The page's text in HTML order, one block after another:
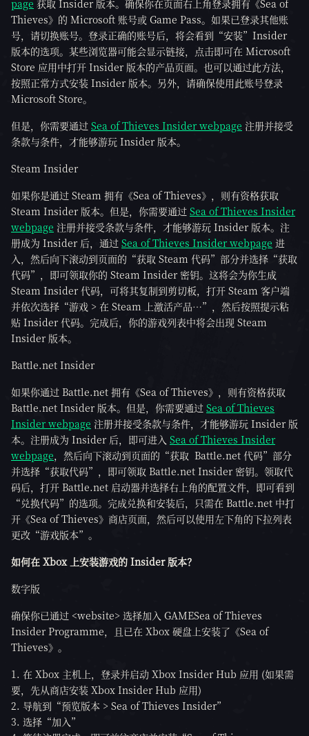
page 获取 Insider 版本。确保你在页面右上角登录拥有《Sea of
Thieves》的 Microsoft 账号或 Game Pass。如果已登录其他账
号，请切换账号。登录正确的账号后，将会看到“安装”Insider
版本的选项。某些浏览器可能会显示链接，点击即可在 Microsoft
Store 应用中打开 Insider 版本的产品页面。也可以通过此方法，
按照正常方式安装 Insider 版本。另外，请确保使用此账号登录
Microsoft Store。
但是，你需要通过 Sea of Thieves Insider webpage 注册并接受
条款与条件，才能够游玩 Insider 版本。
Steam Insider
如果你是通过 Steam 拥有《Sea of Thieves》，则有资格获取
Steam Insider 版本。但是，你需要通过 Sea of Thieves Insider
webpage 注册并接受条款与条件，才能够游玩 Insider 版本。注
册成为 Insider 后，通过 Sea of Thieves Insider webpage 进
入，然后向下滚动到页面的“获取 Steam 代码”部分并选择“获取
代码”，即可领取你的 Steam Insider 密钥。这将会为你生成
Steam Insider 代码，可将其复制到剪切板，打开 Steam 客户端
并依次选择“游戏 > 在 Steam 上激活产品…”，然后按照提示粘
贴 Insider 代码。完成后，你的游戏列表中将会出现 Steam
Insider 版本。
Battle.net Insider
如果你通过 Battle.net 拥有《Sea of Thieves》，则有资格获取
Battle.net Insider 版本。但是，你需要通过 Sea of Thieves
Insider webpage 注册并接受条款与条件，才能够游玩 Insider 版
本。注册成为 Insider 后，即可进入 Sea of Thieves Insider
webpage，然后向下滚动到页面的“获取 Battle.net 代码”部分
并选择“获取代码”，即可领取 Battle.net Insider 密钥。领取代
码后，打开 Battle.net 启动器并选择右上角的配置文件，即可看到
“兑换代码”的选项。完成兑换和安装后，只需在 Battle.net 中打
开《Sea of Thieves》商店页面，然后可以使用左下角的下拉列表
更改“游戏版本”。
如何在 Xbox 上安装游戏的 Insider 版本？
数字版
确保你已通过 <website> 选择加入 GAMESea of Thieves
Insider Programme，且已在 Xbox 硬盘上安装了《Sea of
Thieves》。
在 Xbox 主机上，登录并启动 Xbox Insider Hub 应用 (如果需
要，先从商店安装 Xbox Insider Hub 应用)
导航到“预览版本 > Sea of Thieves Insider”
选择“加入”